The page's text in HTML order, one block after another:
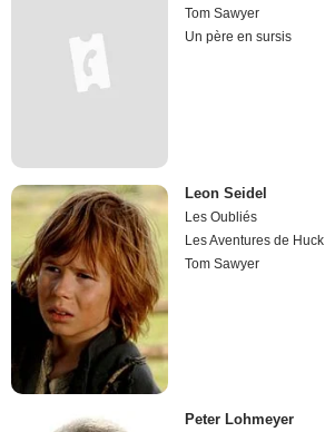
Tom Sawyer
Un père en sursis
Leon Seidel
Les Oubliés
Les Aventures de
Tom Sawyer
Peter Lohmeyer